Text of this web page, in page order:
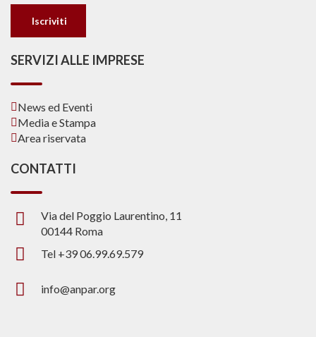
SERVIZI ALLE IMPRESE
News ed Eventi
Media e Stampa
Area riservata
CONTATTI
Via del Poggio Laurentino, 11
00144 Roma
Tel +39 06.99.69.579
info@anpar.org